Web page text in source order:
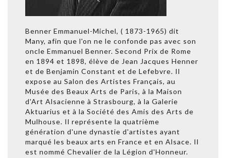
Benner Emmanuel-Michel, ( 1873-1965) dit
Many, afin que l'on ne le confonde pas avec son
oncle Emmanuel Benner. Second Prix de Rome
en 1894 et 1898, élève de Jean Jacques Henner
et de Benjamin Constant et de Lefebvre. Il
expose au Salon des Artistes Français, au
Musée des Beaux Arts de Paris, à la Maison
d'Art Alsacienne à Strasbourg, à la Galerie
Aktuarius et à la Société des Amis des Arts de
Mulhouse. Il représente la quatrième
génération d'une dynastie d'artistes ayant
marqué les beaux arts en France et en Alsace. Il
est nommé Chevalier de la Légion d'Honneur.